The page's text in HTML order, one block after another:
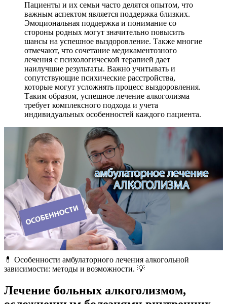
Пациенты и их семьи часто делятся опытом, что
важным аспектом является поддержка близких.
Эмоциональная поддержка и понимание со
стороны родных могут значительно повысить
шансы на успешное выздоровление. Также многие
отмечают, что сочетание медикаментозного
лечения с психологической терапией дает
наилучшие результаты. Важно учитывать и
сопутствующие психические расстройства,
которые могут усложнять процесс выздоровления.
Таким образом, успешное лечение алкоголизма
требует комплексного подхода и учета
индивидуальных особенностей каждого пациента.
💊 Особенности амбулаторного лечения алкогольной
зависимости: методы и возможности. 💡
Лечение больных алкоголизмом,